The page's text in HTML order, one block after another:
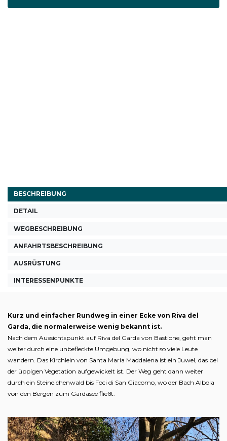
BESCHREIBUNG
DETAIL
WEGBESCHREIBUNG
ANFAHRTSBESCHREIBUNG
AUSRÜSTUNG
INTERESSENPUNKTE
Kurz und einfacher Rundweg in einer Ecke von Riva del
Garda, die normalerweise wenig bekannt ist.
Nach dem Aussichtspunkt auf Riva del Garda von Bastione, geht man
weiter durch eine unbefleckte Umgebung, wo nicht so viele Leute
wandern. Das Kirchlein von Santa Maria Maddalena ist ein Juwel, das bei
der üppigen Vegetation aufgewickelt ist. Der Weg geht dann weiter
durch ein Steineichenwald bis Foci di San Giacomo, wo der Bach Albola
von den Bergen zum Gardasee fließt.